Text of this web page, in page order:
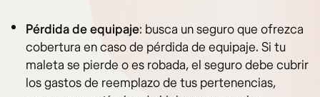
Pérdida de equipaje: busca un seguro que ofrezca
cobertura en caso de pérdida de equipaje. Si tu
maleta se pierde o es robada, el seguro debe cubrir
los gastos de reemplazo de tus pertenencias,